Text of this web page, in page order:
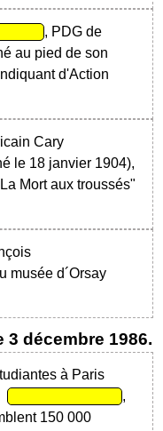
, PDG de
au pied de son
d'Action
Cary
le 18 janvier 1904),
Mort aux troussés"
musée d´Orsay
3 décembre 1986.
à Paris
,
150 000